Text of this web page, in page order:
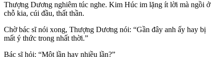
Thượng Dương nghiêm túc nghe. Kim Húc im lặng ít lời mà ngồi ở
chỗ kia, cúi đầu, thất thần.
Chờ bác sĩ nói xong, Thượng Dương nói: “Gần đây anh ấy hay bị
mất ý thức trong nhất thời.”
Bác sĩ hỏi: “Một lần hay nhiều lần?”